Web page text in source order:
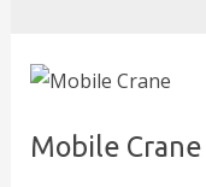
Mobile Crane